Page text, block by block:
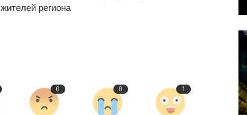
жителей региона
0 0 1